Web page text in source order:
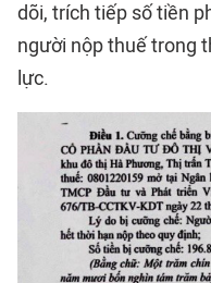
dõi, trích tiếp số tiền
người nộp thuế trong
lực.